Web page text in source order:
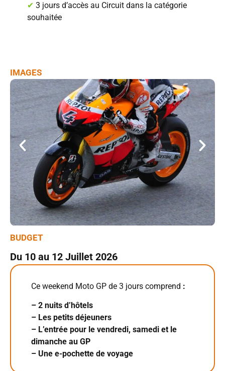
✔3 jours d’accès au Circuit dans la catégorie
souhaitée
BUDGET
Du 10 au 12 Juillet 2026
Ce weekend Moto GP de 3 jours comprend :
– 2 nuits d’hôtels
– Les petits déjeuners
– L’entrée pour le vendredi, samedi et le
dimanche au GP
– Une e-pochette de voyage